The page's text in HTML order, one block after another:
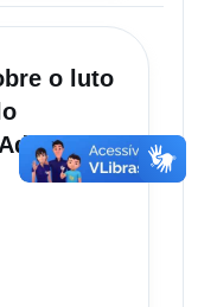
o luto